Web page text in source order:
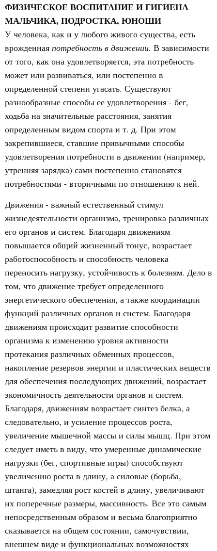
ФИЗИЧЕСКОЕ ВОСПИТАНИЕ И ГИГИЕНА
МАЛЬЧИКА, ПОДРОСТКА, ЮНОШИ
У человека, как и у любого живого существа, есть
врожденная потребность в движении. В зависимости
от того, как она удовлетворяется, эта потребность
может или развиваться, или постепенно в
определенной степени угасать. Существуют
разнообразные способы ее удовлетворения - бег,
ходьба на значительные расстояния, занятия
определенным видом спорта и т. д. При этом
закрепившиеся, ставшие привычными способы
удовлетворения потребности в движении (например,
утренняя зарядка) сами постепенно становятся
потребностями - вторичными по отношению к ней.
Движения - важный естественный стимул
жизнедеятельности организма, тренировка различных
его органов и систем. Благодаря движениям
повышается общий жизненный тонус, возрастает
работоспособность и способность человека
переносить нагрузку, устойчивость к болезням. Дело в
том, что движение требует определенного
энергетического обеспечения, а также координации
функций различных органов и систем. Благодаря
движениям происходит развитие способности
организма к изменению уровня активности
протекания различных обменных процессов,
накопление резервов энергии и пластических веществ
для обеспечения последующих движений, возрастает
экономичность деятельности органов и систем.
Благодаря, движениям возрастает синтез белка, а
следовательно, и усиление процессов роста,
увеличение мышечной массы и силы мышц. При этом
следует иметь в виду, что умеренные динамические
нагрузки (бег, спортивные игры) способствуют
увеличению роста в длину, а силовые (борьба,
штанга), замедляя рост костей в длину, увеличивают
их поперечные размеры, массивность. Все это самым
непосредственным образом и весьма благоприятно
сказывается на общем состоянии, самочувствии,
внешнем виде и функциональных возможностях